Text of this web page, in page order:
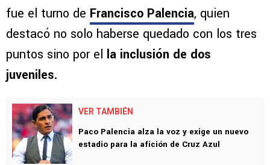
fue el turno de Francisco Palencia, quien
destacó no solo haberse quedado con los tres
puntos sino por el la inclusión de dos
juveniles.
VER TAMBIÉN
Paco Palencia alza la voz y exige un nuevo
estadio para la afición de Cruz Azul